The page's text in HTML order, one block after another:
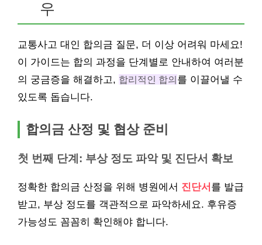
우
교통사고 대인 합의금 질문, 더 이상 어려워 마세요!
이 가이드는 합의 과정을 단계별로 안내하여 여러분
의 궁금증을 해결하고, 합리적인 합의를 이끌어낼 수
있도록 돕습니다.
합의금 산정 및 협상 준비
첫 번째 단계: 부상 정도 파악 및 진단서 확보
정확한 합의금 산정을 위해 병원에서 진단서 를 발급
받고, 부상 정도를 객관적으로 파악하세요. 후유증
가능성도 꼼꼼히 확인해야 합니다.